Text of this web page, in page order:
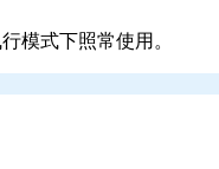
模式下照常使用。